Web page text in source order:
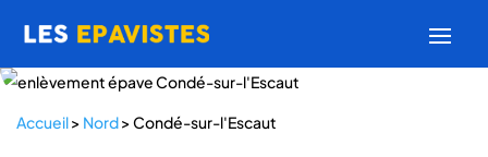
Accueil> Nord>Condé-sur-l'Escaut